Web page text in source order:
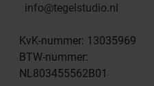
info@tegelstudio.nl
KvK-nummer: 13035969
BTW-nummer:
NL803455562B01